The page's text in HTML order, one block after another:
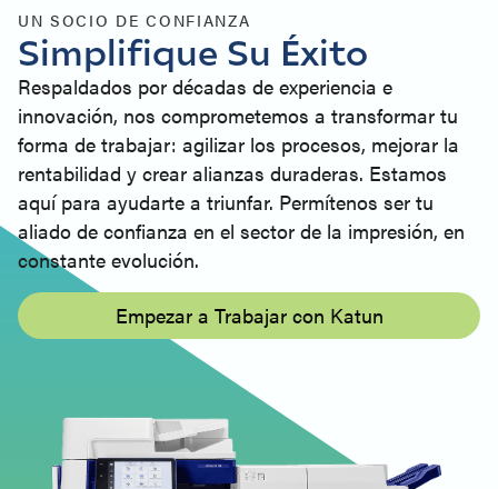
UN SOCIO DE CONFIANZA
Simplifique Su Éxito
Respaldados por décadas de experiencia e
innovación, nos comprometemos a transformar tu
forma de trabajar: agilizar los procesos, mejorar la
rentabilidad y crear alianzas duraderas. Estamos
aquí para ayudarte a triunfar. Permítenos ser tu
aliado de confianza en el sector de la impresión, en
constante evolución.
Empezar a Trabajar con Katun